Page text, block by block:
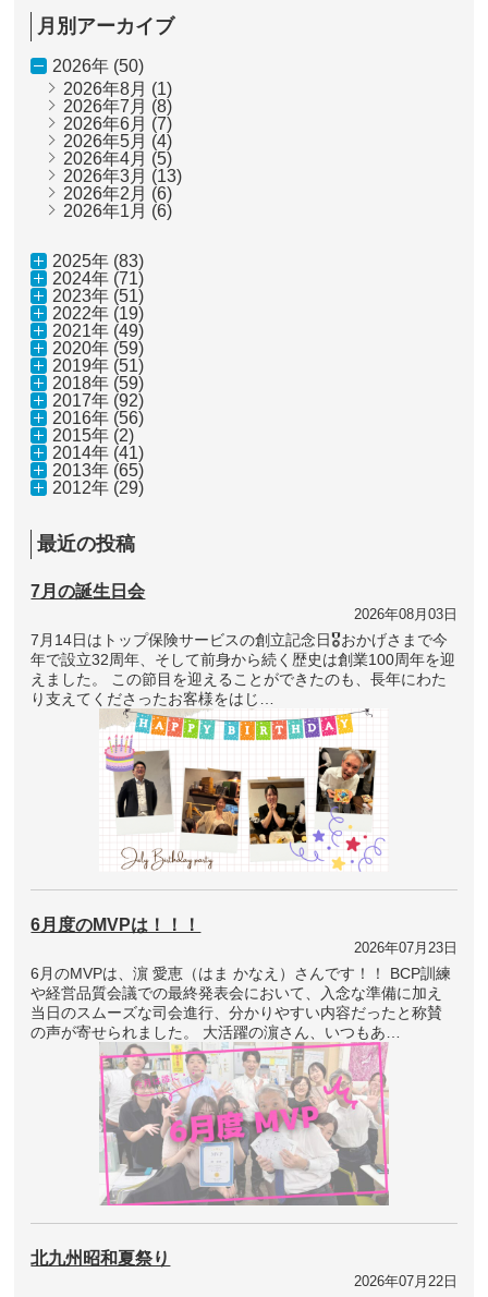
月別アーカイブ
2026年 (50)
2026年8月 (1)
2026年7月 (8)
2026年6月 (7)
2026年5月 (4)
2026年4月 (5)
2026年3月 (13)
2026年2月 (6)
2026年1月 (6)
2025年 (83)
2024年 (71)
2023年 (51)
2022年 (19)
2021年 (49)
2020年 (59)
2019年 (51)
2018年 (59)
2017年 (92)
2016年 (56)
2015年 (2)
2014年 (41)
2013年 (65)
2012年 (29)
最近の投稿
7月の誕生日会
2026年08月03日
7月14日はトップ保険サービスの創立記念日🎖おかげさまで今
年で設立32周年、そして前身から続く歴史は創業100周年を迎
えました。 この節目を迎えることができたのも、長年にわた
り支えてくださったお客様をはじ…
6月度のMVPは！！！
2026年07月23日
6月のMVPは、濵 愛恵（はま かなえ）さんです！！ BCP訓練
や経営品質会議での最終発表会において、入念な準備に加え
当日のスムーズな司会進行、分かりやすい内容だったと称賛
の声が寄せられました。 大活躍の濵さん、いつもあ…
北九州昭和夏祭り
2026年07月22日